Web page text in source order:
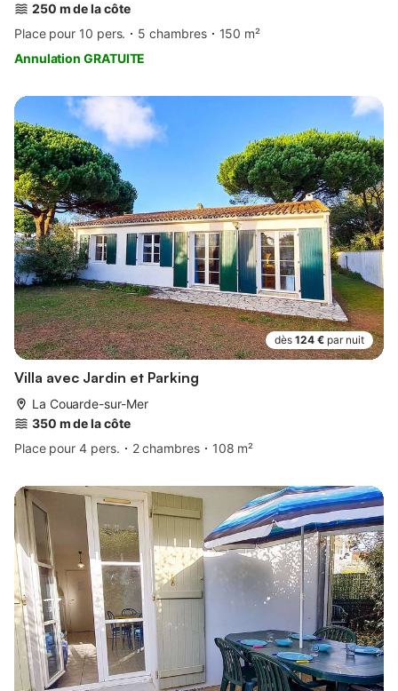
250 m de la côte
Place pour 10 pers.
5 chambres
150 m²
Annulation GRATUITE
dès 124 € par nuit
Villa avec Jardin et Parking
La Couarde-sur-Mer
350 m de la côte
Place pour 4 pers.
2 chambres 108 m²